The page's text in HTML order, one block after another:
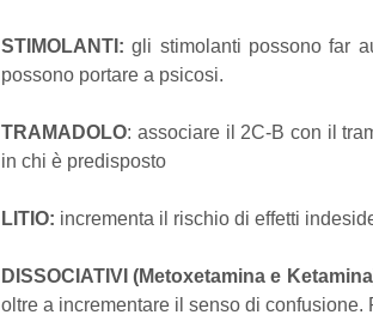
STIMOLANTI: gli stimolanti possono far
possono portare a psicosi.
TRAMADOLO: associare il 2C-B con il
in chi è predisposto
LITIO: incrementa il rischio di effetti
DISSOCIATIVI (Metoxetamina e
oltre a incrementare il senso di confusione.